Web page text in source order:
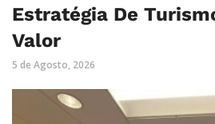
Estratégia De
Valor
5 de Agosto, 2026